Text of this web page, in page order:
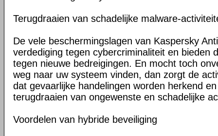
Terugdraaien van schadelijke malware-
De vele beschermingslagen van Kaspersky
verdediging tegen cybercriminaliteit en bieden
tegen nieuwe bedreigingen. En mocht toch
weg naar uw systeem vinden, dan zorgt de
dat gevaarlijke handelingen worden herkend
terugdraaien van ongewenste en schadelijke
Voordelen van hybride beveiliging